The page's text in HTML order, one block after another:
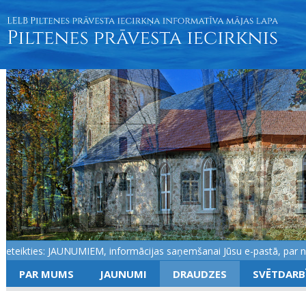
JAUNUMIEM, informācijas saņemšanai Jūsu e-pastā, par
PAR MUMS JAUNUMI DRAUDZES